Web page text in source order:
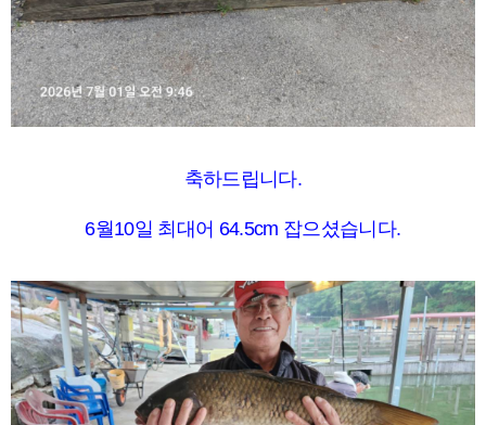
축하드립니다.
6월10일 최대어 64.5cm 잡으셨습니다.